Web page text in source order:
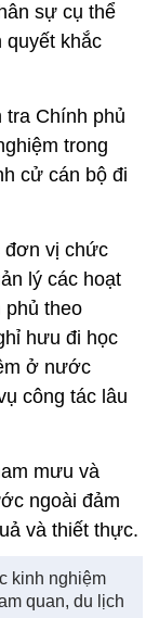
sự cụ thể
quyết khắc
tra Chính phủ
trong
cử cán bộ đi
đơn vị chức
lý các hoạt
phủ theo
hưu đi học
ở nước
công tác lâu
mưu và
ngoài đảm
và thiết thực.
kinh nghiệm
quan, du lịch